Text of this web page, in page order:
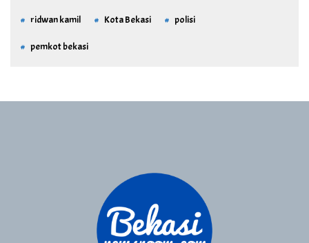
ridwan kamil Kota Bekasi polisi
pemkot bekasi